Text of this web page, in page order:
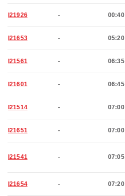
I21926 - 00:40
I21653 - 05:20
I21561 - 06:35
I21601 - 06:45
I21514 - 07:00
I21651 - 07:00
I21541 - 07:05
I21654 - 07:20